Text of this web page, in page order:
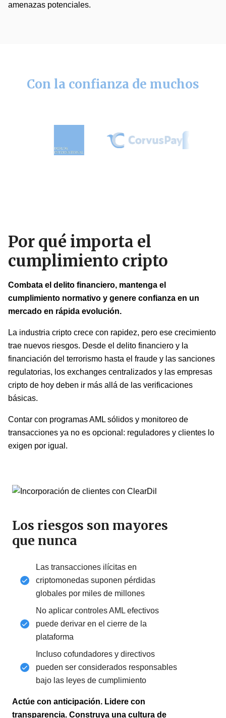
amenazas potenciales.
Con la confianza de muchos
Por qué importa el
cumplimiento cripto
Combata el delito financiero, mantenga el
cumplimiento normativo y genere confianza en un
mercado en rápida evolución.
La industria cripto crece con rapidez, pero ese crecimiento
trae nuevos riesgos. Desde el delito financiero y la
financiación del terrorismo hasta el fraude y las sanciones
regulatorias, los exchanges centralizados y las empresas
cripto de hoy deben ir más allá de las verificaciones
básicas.
Contar con programas AML sólidos y monitoreo de
transacciones ya no es opcional: reguladores y clientes lo
exigen por igual.
Los riesgos son mayores
que nunca
Las transacciones ilícitas en
criptomonedas suponen pérdidas
globales por miles de millones
No aplicar controles AML efectivos
puede derivar en el cierre de la
plataforma
Incluso cofundadores y directivos
pueden ser considerados responsables
bajo las leyes de cumplimiento
Actúe con anticipación. Lidere con
transparencia. Construya una cultura de